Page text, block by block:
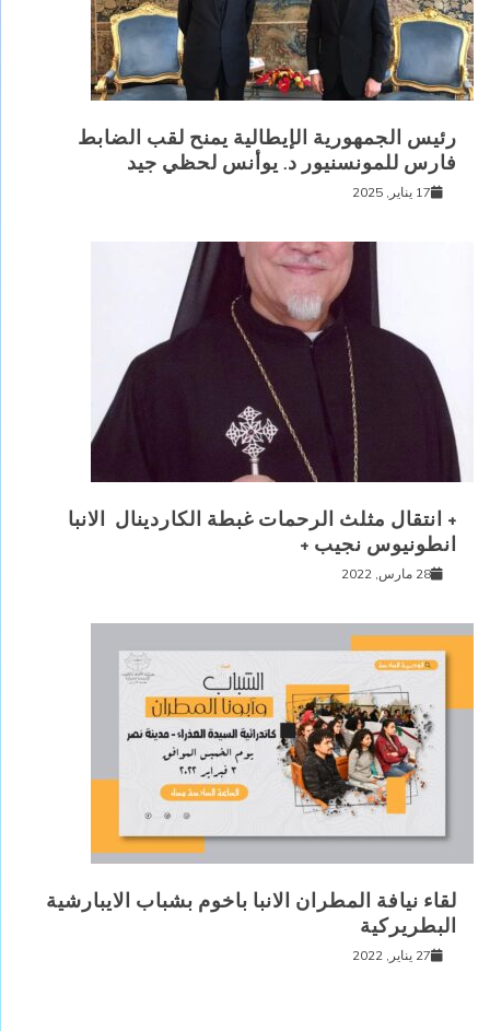
رئيس الجمهورية الإيطالية يمنح لقب الضابط
فارس للمونسنيور د. يوأنس لحظي جيد
17 يناير, 2025
+ انتقال مثلث الرحمات غبطة الكاردينال الانبا
انطونيوس نجيب +
28 مارس, 2022
لقاء نيافة المطران الانبا باخوم بشباب الايبارشية
البطريركية
27 يناير, 2022